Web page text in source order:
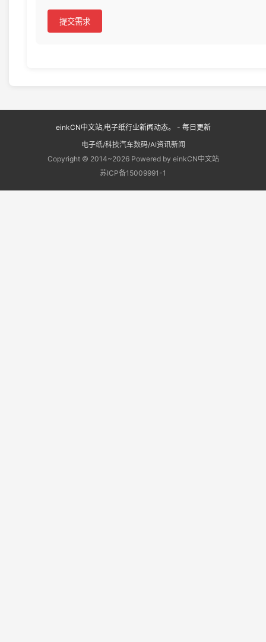
提交需求
einkCN中文站,电子纸行业新闻动态。 - 每日更新
电子纸/科技汽车数码/AI资讯新闻
Copyright © 2014~2026 Powered by einkCN中文站
苏ICP备15009991-1